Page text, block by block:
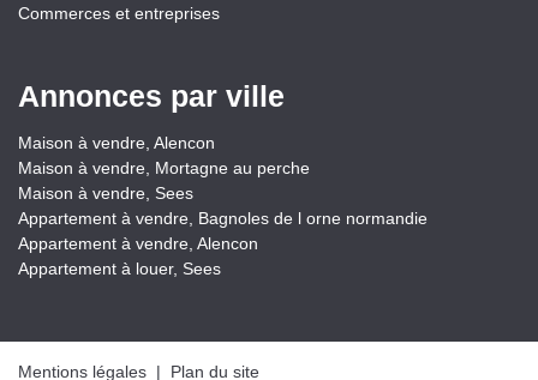
Commerces et entreprises
Annonces par ville
Maison à vendre, Alencon
Maison à vendre, Mortagne au perche
Maison à vendre, Sees
Appartement à vendre, Bagnoles de l orne normandie
Appartement à vendre, Alencon
Appartement à louer, Sees
Mentions légales | Plan du site